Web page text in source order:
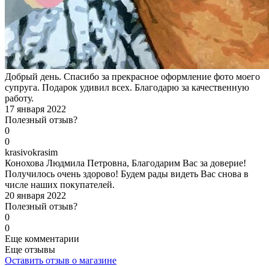
Добрый день. Спасибо за прекрасное оформление фото моего
супруга. Подарок удивил всех. Благодарю за качественную
работу.
17 января 2022
Полезный отзыв?
0
0
krasivokrasim
Конохова Людмила Петровна, Благодарим Вас за доверие!
Получилось очень здорово! Будем рады видеть Вас снова в
числе наших покупателей.
20 января 2022
Полезный отзыв?
0
0
Еще комментарии
Еще отзывы
Оставить отзыв о магазине